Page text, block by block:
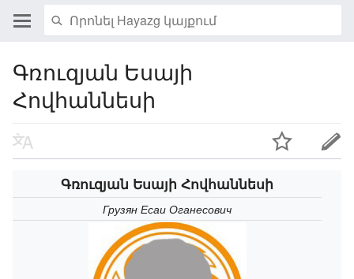
Գռուզյան Եսայի
Հովհաննեսի
Գռուզյան Եսայի Հովհաննեսի
Грузян Есаи Оганесович